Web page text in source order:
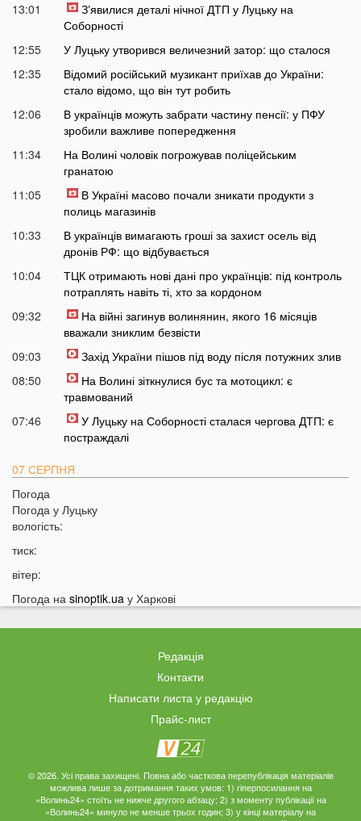
13:01
Зʼявилися деталі нічної ДТП у Луцьку на
Соборності
12:55
У Луцьку утворився величезний затор: що сталося
12:35
Відомий російський музикант приїхав до України:
стало відомо, що він тут робить
12:06
В українців можуть забрати частину пенсії: у ПФУ
зробили важливе попередження
11:34
На Волині чоловік погрожував поліцейським
гранатою
11:05
В Україні масово почали зникати продукти з
полиць магазинів
10:33
В українців вимагають гроші за захист осель від
дронів РФ: що відбувається
10:04
ТЦК отримають нові дані про українців: під контроль
потраплять навіть ті, хто за кордоном
09:32
На війні загинув волинянин, якого 16 місяців
вважали зниклим безвісти
09:03
Захід України пішов під воду після потужних злив
08:50
На Волині зіткнулися бус та мотоцикл: є
травмований
07:46
У Луцьку на Соборності сталася чергова ДТП: є
постраждалі
07 СЕРПНЯ
20:31
20:17
19:30
Назвали найжадібніших чоловіків за знаком Зодіаку
19:15
Ці речі категорично заборонено робити під час грози
На заході України чоловік впіймав 10-кілограмову
Українці можуть вивести гроші з мобільного рахунку
на картку, але є важлива умова
17:53
Затяжна війна та важка зима: тривожний прогноз для
України
На Волині військові ТЦК вибили вікно авто у
Погода
Погода у Луцьку
вологість:
тиск:
вітер:
Погода на sinoptik.ua у Харкові
Редакція
Контакти
Написати листа у редакцію
Прайс-лист
© 2026. Усі права захищені. Повна або часткова перепублікація матеріалів
можлива лише за дотримання таких умов: 1) гіперпосилання на
«Волинь24» стоїть не нижче другого абзацу; 2) з моменту публікації на
«Волинь24» минуло не менше трьох годин; 3) у кінці матеріалу на